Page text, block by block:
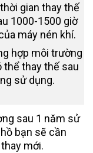
gian thay thế
1000-1500 giờ
máy nén khí.
hợp môi trường
thể thay thế sau
sử dụng.
sau 1 năm sử
bạn sẽ cần
mới.